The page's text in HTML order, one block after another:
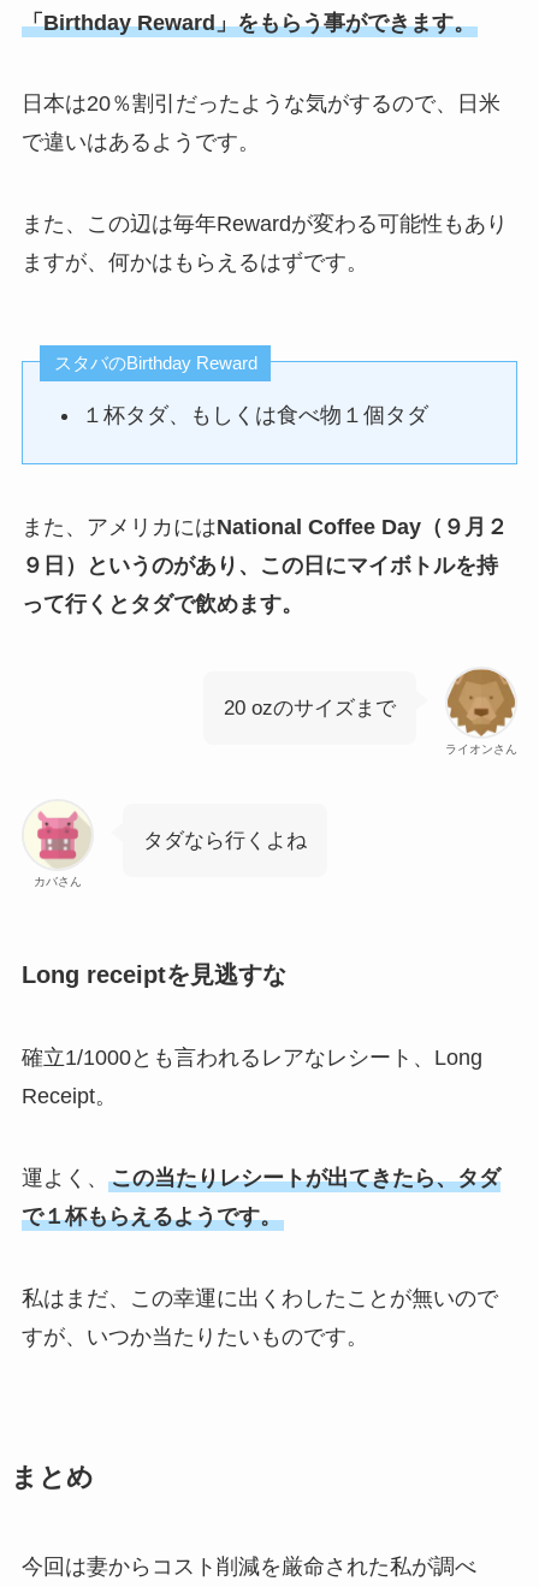
「Birthday Reward」をもらう事ができます。
日本は20％割引だったような気がするので、日米
で違いはあるようです。
また、この辺は毎年Rewardが変わる可能性もあり
ますが、何かはもらえるはずです。
スタバのBirthday Reward
１杯タダ、もしくは食べ物１個タダ
また、アメリカにはNational Coffee Day（９月２
９日）というのがあり、この日にマイボトルを持
って行くとタダで飲めます。
ライオンさん
20 ozのサイズまで
カバさん
タダなら行くよね
Long receiptを見逃すな
確立1/1000とも言われるレアなレシート、Long
Receipt。
運よく、 この当たりレシートが出てきたら、タダ
で１杯もらえるようです。
私はまだ、この幸運に出くわしたことが無いので
すが、いつか当たりたいものです。
まとめ
今回は妻からコスト削減を厳命された私が調べ